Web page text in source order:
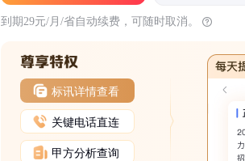
到期29元/月/省自动续费，可随时取消。
标讯详情查看
关键电话直连
甲方分析查询